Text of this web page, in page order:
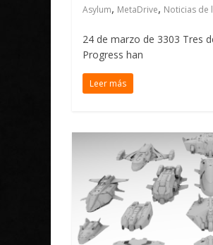
Asylum, MetaDrive, Noticias de
24 de marzo de 3303 Tres
Progress han
Leer más